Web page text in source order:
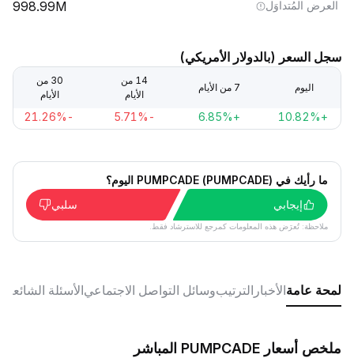
العرض المُتداوَل 998.99M
سجل السعر (بالدولار الأمريكي)
اليوم 7 من الأيام
14 من
الأيام
30 من
الأيام
+10.82%
+6.85%
-5.71%
-21.26%
ما رأيك في PUMPCADE (PUMPCADE) اليوم؟
إيجابي
سلبي
ملاحظة: تُعرَض هذه المعلومات كمرجع للاسترشاد فقط.
لمحة عامةالأخبار الترتيبوسائل التواصل الاجتماعيالأسئلة الشائعة
ملخص أسعار PUMPCADE المباشر